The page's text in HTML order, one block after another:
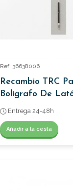
Ref: 36638006
Recambio TRC
Bolígrafo De
Entrega 24-48h
Añadir a la cesta